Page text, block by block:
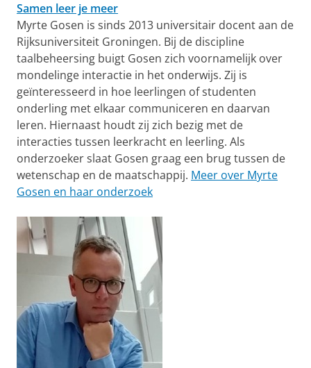
Samen leer je meer
Myrte Gosen is sinds 2013 universitair docent aan de
Rijksuniversiteit Groningen. Bij de discipline
taalbeheersing buigt Gosen zich voornamelijk over
mondelinge interactie in het onderwijs. Zij is
geïnteresseerd in hoe leerlingen of studenten
onderling met elkaar communiceren en daarvan
leren. Hiernaast houdt zij zich bezig met de
interacties tussen leerkracht en leerling. Als
onderzoeker slaat Gosen graag een brug tussen de
wetenschap en de maatschappij. Meer over Myrte
Gosen en haar onderzoek